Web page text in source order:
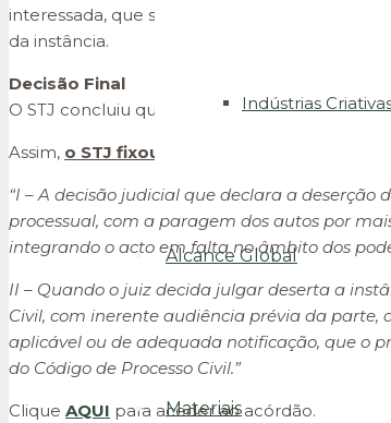
Indústrias
Alcance Global
Materiais
interessada, que se impunha –, impede que
da instância.
Decisão Final
O STJ concluiu que não estavam reunidos os
Assim, o STJ fixou a seguinte
“I – A decisão judicial que declara a deserção
processual, com a paragem dos autos por
integrando o acto em falta no âmbito dos
II – Quando o juiz decida julgar deserta a
Civil, com inerente audiência prévia da parte,
aplicável ou de adequada notificação, que o
do Código de Processo Civil.”
Clique AQUI para aceder ao acórdão.